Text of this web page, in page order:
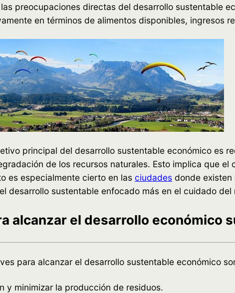
preocupaciones directas del desarrollo sustentable
en términos de alimentos disponibles, ingresos
principal del desarrollo sustentable económico es
de los recursos naturales. Esto implica que
es especialmente cierto en las ciudades donde
desarrollo sustentable enfocado más en el cuidado del
alcanzar el desarrollo económico
para alcanzar el desarrollo sustentable económico
y minimizar la producción de residuos.